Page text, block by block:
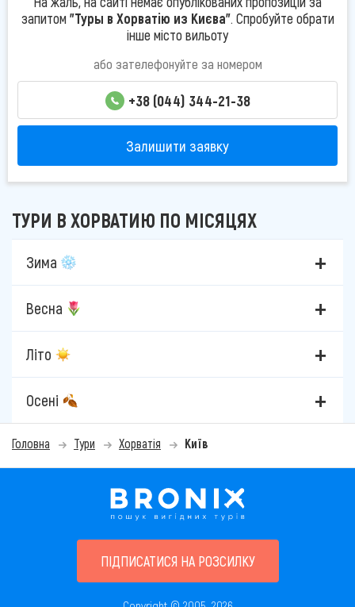
запитом "Туры в Хорватію из Києва". Спробуйте обрати
інше місто вильоту
або зателефонуйте за номером
+38 (044) 344-21-38
Залишити заявку
ТУРИ В ХОРВАТИЮ ПО МІСЯЦЯХ
Зима
Весна
Літо
Осені
Головна Тури Хорватія Київ
ПІДПИСАТИСЯ НА РОЗСИЛКУ